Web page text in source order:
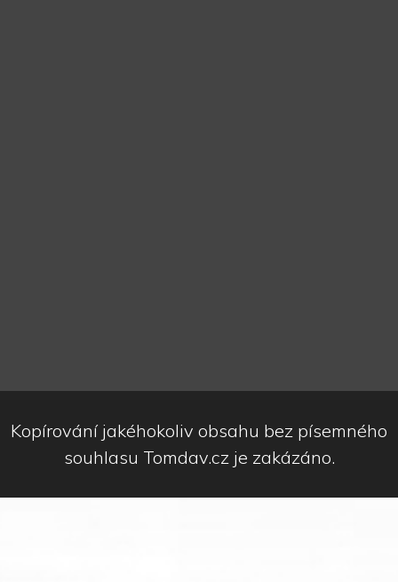
Kopírování jakéhokoliv obsahu bez písemného
souhlasu Tomdav.cz je zakázáno.